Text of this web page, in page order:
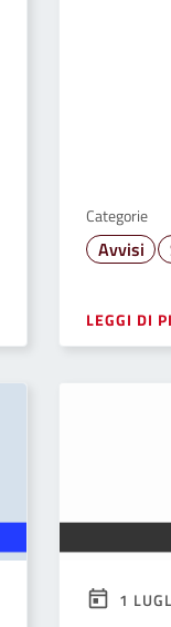
Categorie
Avvisi
LEGGI DI
1